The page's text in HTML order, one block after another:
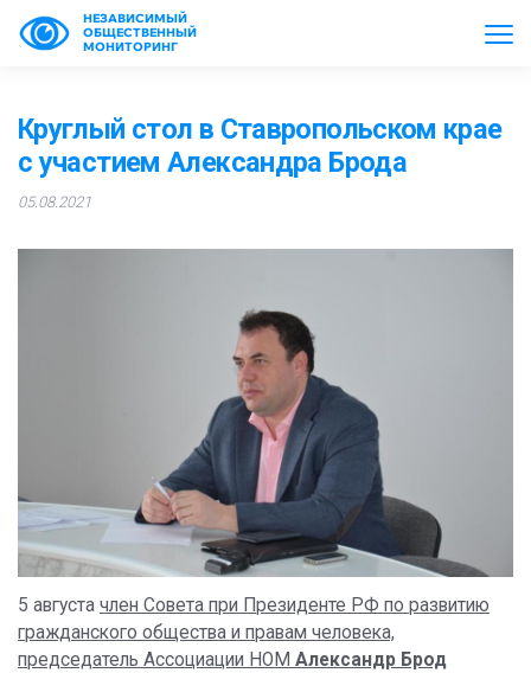
НЕЗАВИСИМЫЙ
ОБЩЕСТВЕННЫЙ
МОНИТОРИНГ
Круглый стол в Ставропольском крае
с участием Александра Брода
05.08.2021
5 августа член Совета при Президенте РФ по развитию
гражданского общества и правам человека,
председатель Ассоциации НОМ Александр Брод